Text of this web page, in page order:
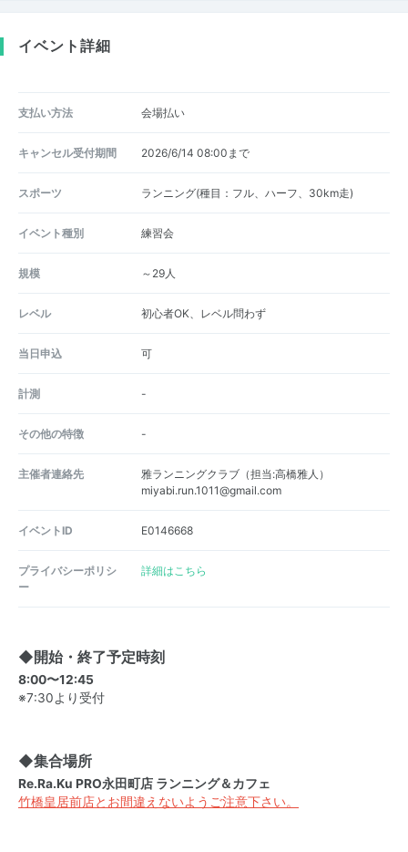
イベント詳細
支払い方法 会場払い
キャンセル受付期間 2026/6/14 08:00まで
スポーツ ランニング(種目：フル、ハーフ、30km走)
イベント種別 練習会
規模 ～29人
レベル 初心者OK、レベル問わず
当日申込 可
計測 -
その他の特徴 -
主催者連絡先
雅ランニングクラブ（担当:高橋雅人）
miyabi.run.1011@gmail.com
イベントID E0146668
プライバシーポリシ
ー
詳細はこちら
◆開始・終了予定時刻
8:00〜12:45
※7:30より受付
◆集合場所
Re.Ra.Ku PRO永田町店 ランニング＆カフェ
竹橋皇居前店とお間違えないようご注意下さい。